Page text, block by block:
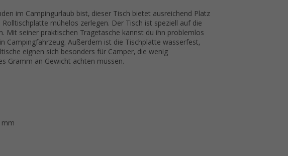
im Campingurlaub bist, dieser Tisch bietet ausreichend Platz
mühelos zerlegen. Der Tisch ist speziell auf die
Mit seiner praktischen Tragetasche kannst du ihn problemlos
Campingfahrzeug. Außerdem ist die Tischplatte wasserfest,
eignen sich besonders für Camper, die wenig
Gramm an Gewicht achten müssen.
mm